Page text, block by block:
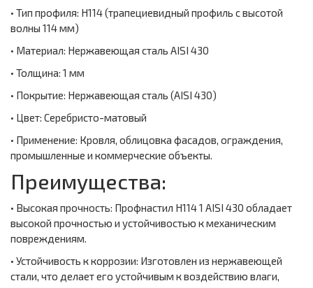
• Тип профиля: Н114 (трапециевидный профиль с высотой
волны 114 мм)
• Материал: Нержавеющая сталь AISI 430
• Толщина: 1 мм
• Покрытие: Нержавеющая сталь (AISI 430)
• Цвет: Серебристо-матовый
• Применение: Кровля, облицовка фасадов, ограждения,
промышленные и коммерческие объекты.
Преимущества:
• Высокая прочность: Профнастил Н114 1 AISI 430 обладает
высокой прочностью и устойчивостью к механическим
повреждениям.
• Устойчивость к коррозии: Изготовлен из нержавеющей
стали, что делает его устойчивым к воздействию влаги,